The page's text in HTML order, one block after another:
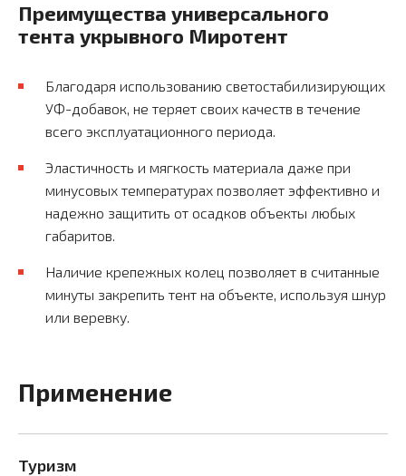
Преимущества универсального
тента укрывного Миротент
Благодаря использованию светостабилизирующих
УФ-добавок, не теряет своих качеств в течение
всего эксплуатационного периода.
Эластичность и мягкость материала даже при
минусовых температурах позволяет эффективно и
надежно защитить от осадков объекты любых
габаритов.
Наличие крепежных колец позволяет в считанные
минуты закрепить тент на объекте, используя шнур
или веревку.
Применение
Туризм